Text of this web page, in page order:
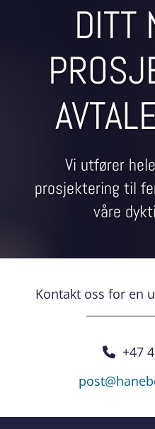
DITT
Vi utfører
prosjektering til
våre
Kontakt oss for en

+47